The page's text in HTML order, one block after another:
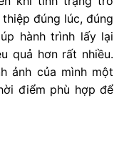
đúng lúc, đúng
hành trình lấy lại
quả hơn rất nhiều.
ảnh của mình một
điểm phù hợp để